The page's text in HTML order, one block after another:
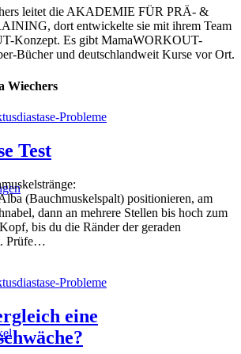
leitet die AKADEMIE FÜR PRÄ- &
dort entwickelte sie mit ihrem Team
Konzept. Es gibt MamaWORKOUT-
Bücher und deutschlandweit Kurse vor Ort.
Wiechers
Probleme
Test
(Bauchmuskelspalt) positionieren, am
dann an mehrere Stellen bis hoch zum
bis du die Ränder der geraden
Prüfe…
Probleme
eine